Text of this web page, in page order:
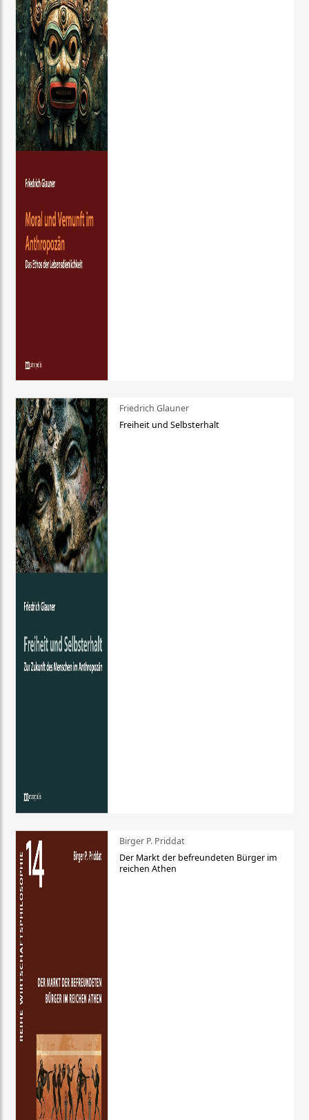
Friedrich Glauner
Freiheit und Selbsterhalt
Birger P. Priddat
Der Markt der befreundeten Bürger im
reichen Athen